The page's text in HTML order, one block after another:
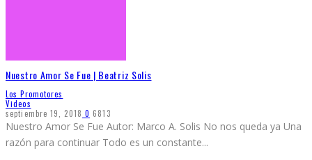
Nuestro Amor Se Fue | Beatriz Solis
Los Promotores
Videos
septiembre 19, 2018 0 6813
Nuestro Amor Se Fue Autor: Marco A. Solis No nos queda ya Una
razón para continuar Todo es un constante...